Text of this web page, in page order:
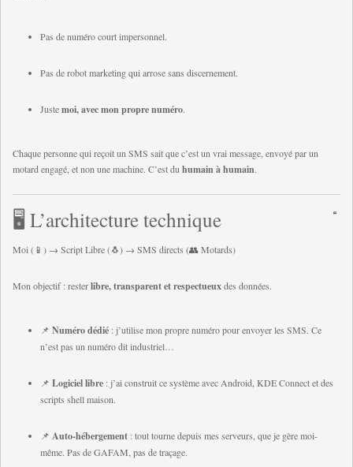
Pas de numéro court impersonnel.
Pas de robot marketing qui arrose sans discernement.
Justemoi, avec mon propre numéro.
Chaque personne qui reçoit un SMS sait que c’est un vrai message, envoyé par un
motard engagé, et non une machine. C’est du humain à humain.
🖥️ L’architecture technique
Moi (📱) → Script Libre (🐧) → SMS directs (👥 Motards)
Mon objectif : resterlibre, transparent et respectueuxdes données.
📌 Numéro dédié : j’utilise mon propre numéro pour envoyer les SMS. Ce
n’est pas un numéro dit industriel…
📌 Logiciel libre : j’ai construit ce système avec Android, KDE Connect et des
scripts shell maison.
📌 Auto-hébergement : tout tourne depuis mes serveurs, que je gère moi-
même. Pas de GAFAM, pas de traçage.